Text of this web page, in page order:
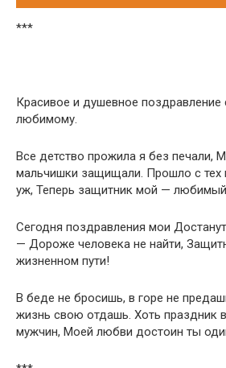
***
Красивое и душевное поздравление
любимому.
Все детство прожила я без печали,
мальчишки защищали. Прошло с тех
уж, Теперь защитник мой —
Сегодня поздравления мои
— Дороже человека не найти,
жизненном пути!
В беде не бросишь, в горе не
жизнь свою отдашь. Хоть праздник
мужчин, Моей любви достоин ты